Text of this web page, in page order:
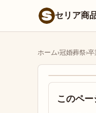
セリア商
ホーム›冠婚葬祭›卒
このペ